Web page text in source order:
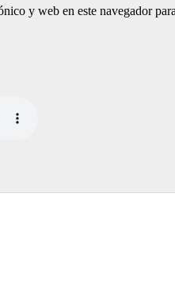
y web en este navegador